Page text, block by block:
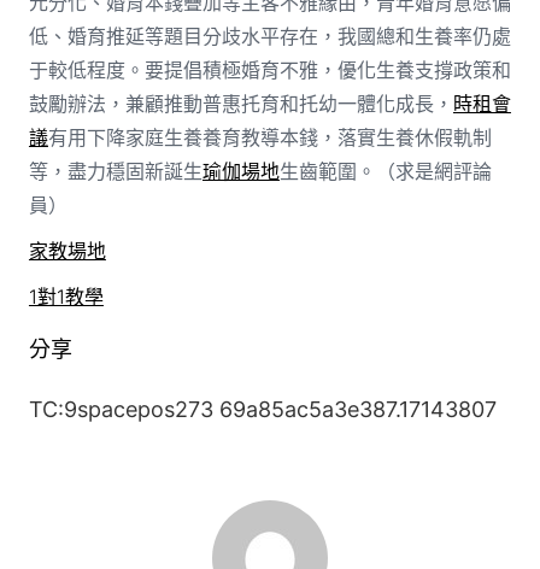
低、婚育推延等題目分歧水平存在，我國總和生養率仍處
于較低程度。要提倡積極婚育不雅，優化生養支撐政策和
鼓勵辦法，兼顧推動普惠托育和托幼一體化成長， 時租會
議有用下降家庭生養養育教導本錢，落實生養休假軌制
等，盡力穩固新誕生瑜伽場地生齒範圍。（求是網評論
員）
家教場地
1對1教學
分享
TC:9spacepos273 69a85ac5a3e387.17143807